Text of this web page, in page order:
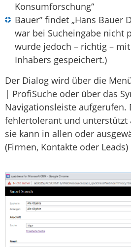
Konsumforschung“
Bauer” findet „Hans Bauer
war bei Sucheingabe nicht
wurde jedoch – richtig –
Inhabers gespeichert.)
Der Dialog wird über die
| ProfiSuche oder über das
Navigationsleiste aufgerufen.
fehlertolerant und unterstützt
sie kann in allen oder
(Firmen, Kontakte oder